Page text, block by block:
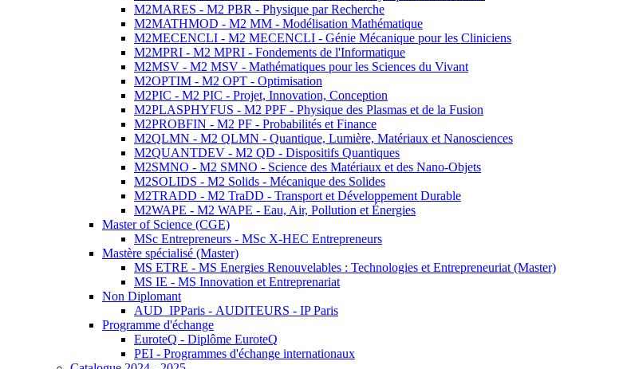
M2MARES - M2 PBR - Physique par Recherche
M2MATHMOD - M2 MM - Modélisation Mathématique
M2MECENCLI - M2 MECENCLI - Génie Mécanique pour les Cliniciens
M2MPRI - M2 MPRI - Fondements de l'Informatique
M2MSV - M2 MSV - Mathématiques pour les Sciences du Vivant
M2OPTIM - M2 OPT - Optimisation
M2PIC - M2 PIC - Projet, Innovation, Conception
M2PLASPHYFUS - M2 PPF - Physique des Plasmas et de la Fusion
M2PROBFIN - M2 PF - Probabilités et Finance
M2QLMN - M2 QLMN - Quantique, Lumière, Matériaux et Nanosciences
M2QUANTDEV - M2 QD - Dispositifs Quantiques
M2SMNO - M2 SMNO - Science des Matériaux et des Nano-Objets
M2SOLIDS - M2 Solids - Mécanique des Solides
M2TRADD - M2 TraDD - Transport et Développement Durable
M2WAPE - M2 WAPE - Eau, Air, Pollution et Énergies
Master of Science (CGE)
MSc Entrepreneurs - MSc X-HEC Entrepreneurs
Mastère spécialisé (Master)
MS ETRE - MS Energies Renouvelables : Technologies et Entrepreneuriat (Master)
MS IE - MS Innovation et Entreprenariat
Non Diplomant
AUD_IPParis - AUDITEURS - IP Paris
Programme d'échange
EuroteQ - Diplôme EuroteQ
PEI - Programmes d'échange internationaux